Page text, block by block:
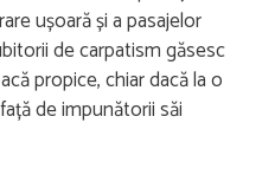
ușoară și a pasajelor
de carpatism găsesc
propice, chiar dacă la o
de impunătorii săi